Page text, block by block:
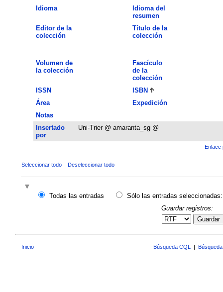
Idioma
Idioma del
resumen
Editor de la
colección
Título de la
colección
Volumen de
la colección
Fascículo
de la
colección
ISSN
ISBN
Área
Expedición
Notas
Insertado
por
Uni-Trier @ amaranta_sg @
Enlace
Seleccionar todo Deseleccionar todo
Todas las entradas
Sólo las entradas seleccionadas:
Guardar registros:
Guardar
Inicio Búsqueda CQL